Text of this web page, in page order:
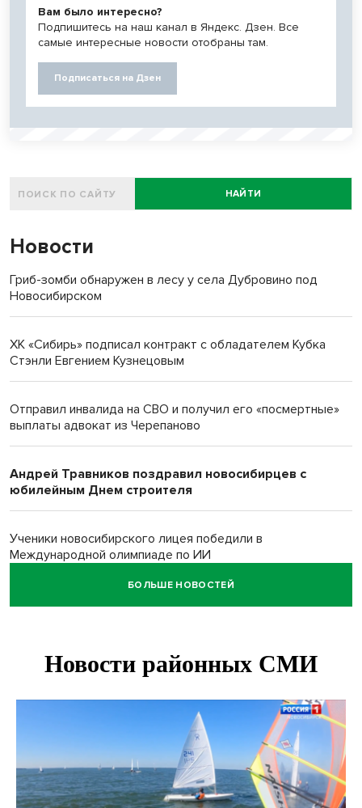
Вам было интересно?
Подпишитесь на наш канал в Яндекс. Дзен. Все
самые интересные новости отобраны там.
Подписаться на Дзен
НАЙТИ
Новости
Гриб-зомби обнаружен в лесу у села Дубровино под
Новосибирском
ХК «Сибирь» подписал контракт с обладателем Кубка
Стэнли Евгением Кузнецовым
Отправил инвалида на СВО и получил его «посмертные»
выплаты адвокат из Черепаново
Андрей Травников поздравил новосибирцев с
юбилейным Днем строителя
Ученики новосибирского лицея победили в
Международной олимпиаде по ИИ
БОЛЬШЕ НОВОСТЕЙ